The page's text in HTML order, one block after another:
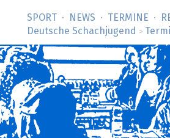
SPORT NEWS TERMINE
Deutsche Schachjugend
>